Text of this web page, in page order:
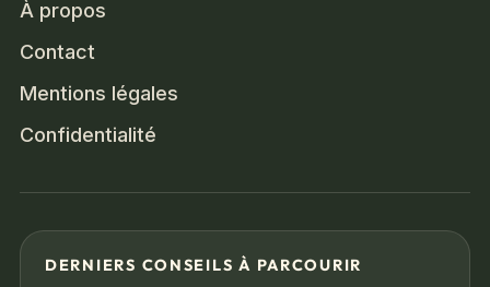
À propos
Contact
Mentions légales
Confidentialité
DERNIERS CONSEILS À PARCOURIR